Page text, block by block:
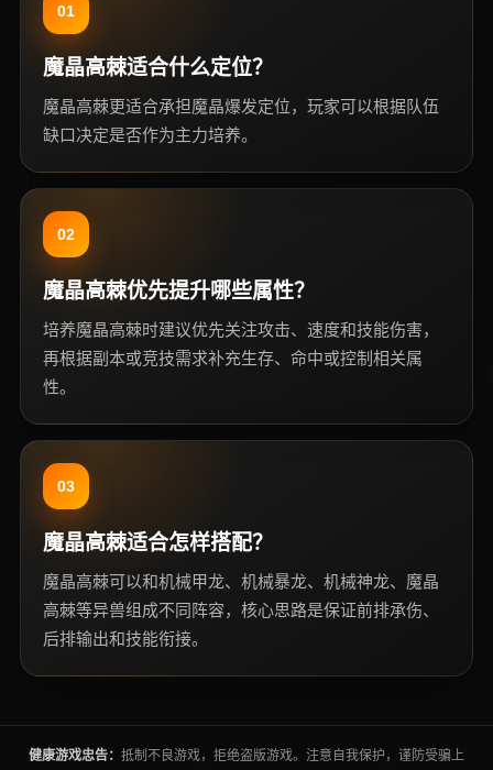
01
魔晶高棘适合什么定位？
魔晶高棘更适合承担魔晶爆发定位，玩家可以根据队伍
缺口决定是否作为主力培养。
02
魔晶高棘优先提升哪些属性？
培养魔晶高棘时建议优先关注攻击、速度和技能伤害，
再根据副本或竞技需求补充生存、命中或控制相关属
性。
03
魔晶高棘适合怎样搭配？
魔晶高棘可以和机械甲龙、机械暴龙、机械神龙、魔晶
高棘等异兽组成不同阵容，核心思路是保证前排承伤、
后排输出和技能衔接。
健康游戏忠告： 抵制不良游戏，拒绝盗版游戏。注意自我保护，谨防受骗上